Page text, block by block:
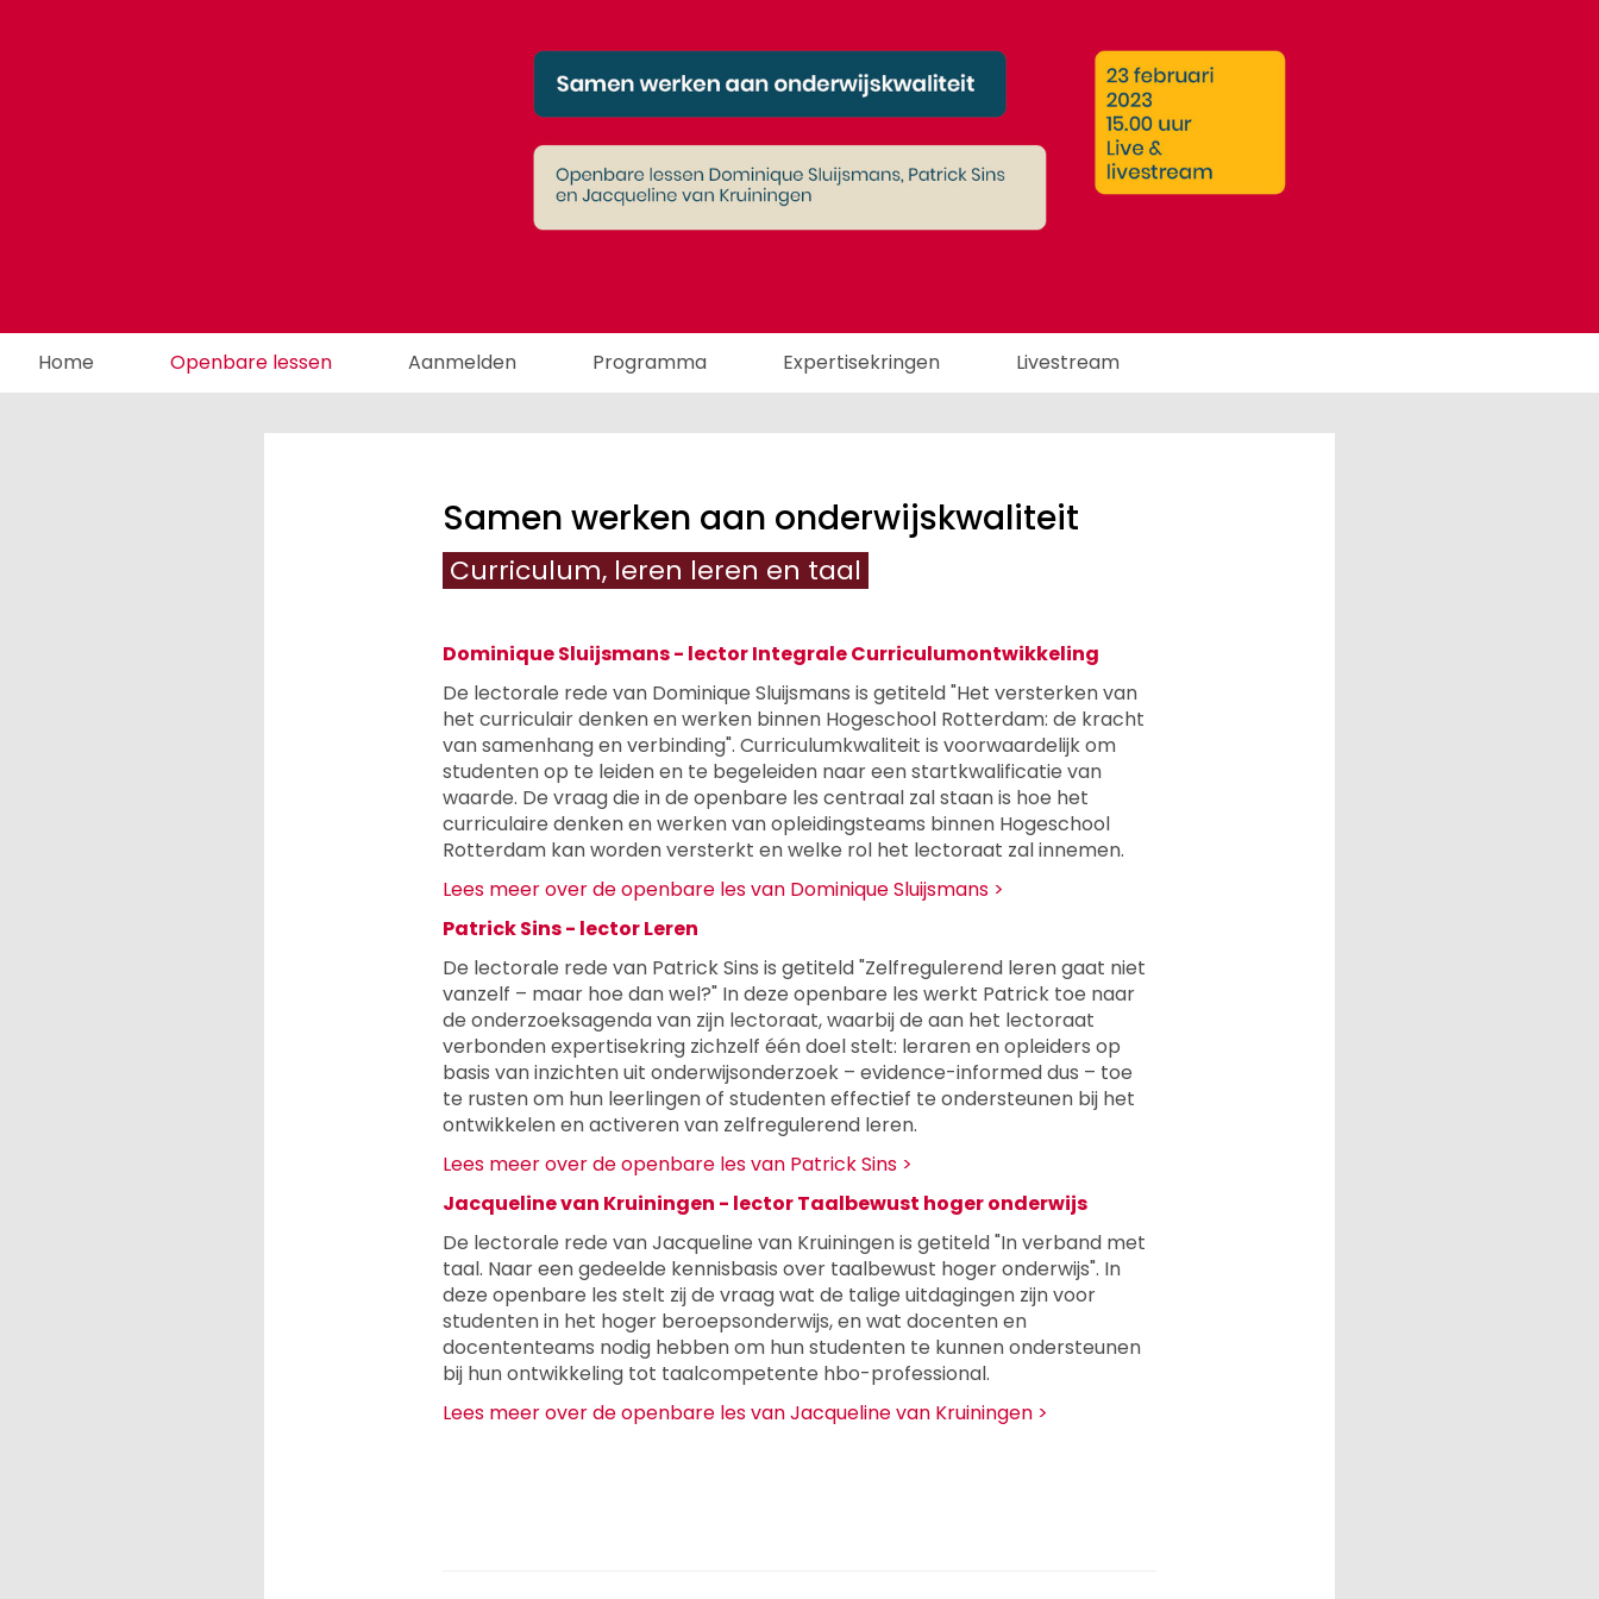
Home Openbare lessen Aanmelden Programma Expertisekringen Livestream
Samen werken aan onderwijskwaliteit
Curriculum, leren leren en taal
Dominique Sluijsmans - lector Integrale Curriculumontwikkeling
De lectorale rede van Dominique Sluijsmans is getiteld "Het versterken van
het curriculair denken en werken binnen Hogeschool Rotterdam: de kracht
van samenhang en verbinding". Curriculumkwaliteit is voorwaardelijk om
studenten op te leiden en te begeleiden naar een startkwalificatie van
waarde. De vraag die in de openbare les centraal zal staan is hoe het
curriculaire denken en werken van opleidingsteams binnen Hogeschool
Rotterdam kan worden versterkt en welke rol het lectoraat zal innemen.
Lees meer over de openbare les van Dominique Sluijsmans >
Patrick Sins - lector Leren
De lectorale rede van Patrick Sins is getiteld "Zelfregulerend leren gaat niet
vanzelf – maar hoe dan wel?" In deze openbare les werkt Patrick toe naar
de onderzoeksagenda van zijn lectoraat, waarbij de aan het lectoraat
verbonden expertisekring zichzelf één doel stelt: leraren en opleiders op
basis van inzichten uit onderwijsonderzoek – evidence-informed dus – toe
te rusten om hun leerlingen of studenten effectief te ondersteunen bij het
ontwikkelen en activeren van zelfregulerend leren.
Lees meer over de openbare les van Patrick Sins >
Jacqueline van Kruiningen - lector Taalbewust hoger onderwijs
De lectorale rede van Jacqueline van Kruiningen is getiteld "In verband met
taal. Naar een gedeelde kennisbasis over taalbewust hoger onderwijs". In
deze openbare les stelt zij de vraag wat de talige uitdagingen zijn voor
studenten in het hoger beroepsonderwijs, en wat docenten en
docententeams nodig hebben om hun studenten te kunnen ondersteunen
bij hun ontwikkeling tot taalcompetente hbo-professional.
Lees meer over de openbare les van Jacqueline van Kruiningen >